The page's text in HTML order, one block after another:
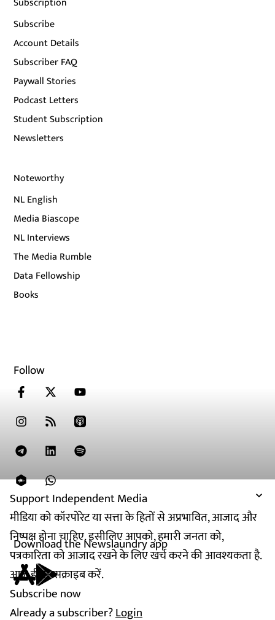
Support Independent Media
मीडिया को कॉरपोरेट या सत्ता के हितों से अप्रभावित, आजाद और
निष्पक्ष होना चाहिए. इसीलिए आपको, हमारी जनता को,
पत्रकारिता को आजाद रखने के लिए खर्च करने की आवश्यकता है.
आज ही सब्सक्राइब करें.
Subscribe now
Already a subscriber?Login
Subscribe
Account Details
Subscriber FAQ
Paywall Stories
Podcast Letters
Student Subscription
Newsletters
Noteworthy
NL English
Media Biascope
NL Interviews
The Media Rumble
Data Fellowship
Books
Follow
Download the Newslaundry app